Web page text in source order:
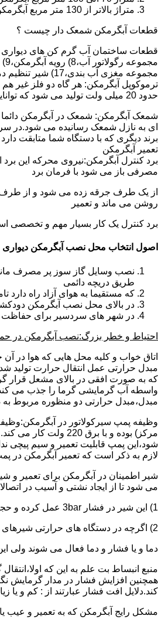
متراژ بالاتر از 130 متر مربع آبگرمکن B3118 یا B3218i
قطعات آبگرمکن شمعک دار چیست ؟
مجموعه مغزی آب بندی،17) شیر تنظیم دما،18) مجموعه دیافگرام و میل سوپاپ آب 19) ترموکوپل و … که ما برای تعمیر آبگرمکن باید به نمایندگی های مجاز همان برند تماس حاصل فرمایید.
ترموکوپل آبگرمکن: هر گاه دو فلز غیر
حدود 20 میلی ولت تولید می شود که توانایی تحریک سیم پیچ و باز کردن شیر مغناطیسی وسایل گاز سوز را در مدت 20 ثانیه دارد.
شمعک آبگرمکن: شمعک در آبگرمکن
ای به نازل شمعک رسانیده می شود.در سر
برند دیگری که با دستگاه شما متابقت
تعمیر آبگرمکن
مصرفی باز می شود با فرمان برد
از یک طرف جرقه زده می شود و از طرف
روشن می ماند و تعمیر
برد کنترل یک کار بسیار مهم و تخصصی
اصول انتخاب محل نصب آبگرمکن دیواری
طریق دریچه دائمی
که مستقیما به هوای آزاد راه دارد
در بالای محل نصب آبگرمکن دودکشی با حداقل قطر 150
در شهر های سردسیر برای حفاظت
احتیاط و خطر بزرگ:نصب آبگرمکن در
اتاق خواب و کلیه محل هایی که هوا در
مبدل حرارتی عمل انتقال حرارت
که به صورت افقی در بالای مشعل قرار
واسطه آب گرمایشی گرما را جذب می
مبدل،مبدل حرارتی دو منظوره مربوط
وظیفه پمپ سیرکولاتور در
مرکز) بوده و با
شود،این پمپ قابلیت تعمیر و سیم پیچی
لازم به ذکر است که تعمیر آبگرمکن در
شیر اطمینان در آبگرمکن برای تعمیر و
می شود تا از ایجاد نشتی و آسیب در
1) این شیر در فشار 3bar عمل کرده و حجم اضافی آب مدار گرمایش را تخلیه می کند.
2) اگرچه در دستگاه های حرارتی شیرهای اطمینان با افزایش فشار،
دما و یا فشار و دما فعال می شوند ولی
منبع انبساط بت علم به این که
همچنین افزایش فشار در مدار گرمایش
کند.دلایل افت فشار عبارتند از : کم و یا
مشکل رایج آبگرمکن که به تعمیر و عیب